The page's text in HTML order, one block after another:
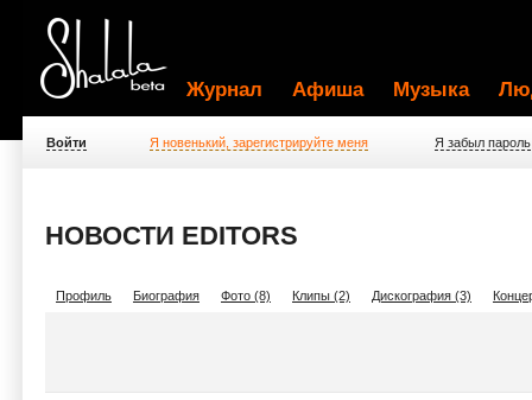
Журнал Афиша Музыка
Войти Я новенький, зарегистрируйте меня Я забыл пароль
НОВОСТИ EDITORS
Профиль Биография Фото (8) Клипы (2) Дискография (3)